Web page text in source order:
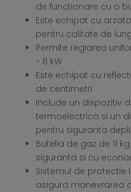
de functionare cu o
Este echipat cu
pentru calitate de
Permite reglarea
- 8 kW
Este echipat cu
de centimetri
Include un dispozitiv
termoelectrica si un
pentru siguranta
Butelia de gaz de 11
siguranta si cu
Sistemul de protectie
asigura manevrarea